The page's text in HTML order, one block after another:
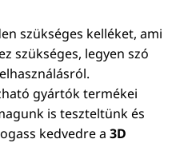
szükséges kelléket, ami
szükséges, legyen szó
gyártók termékei
is teszteltünk és
kedvedre a 3D